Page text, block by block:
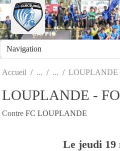
Accueil LOUPLANDE
LOUPLANDE -
Contre FC LOUPLANDE
Le jeudi 19
Panneau de gestion des cookies